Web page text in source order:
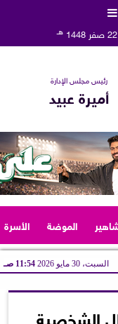
22 صفر 1448 هـ
رئيس مجلس الإدارة
أميرة عبيد
الموضة الأسرة
السبت، 30 مايو 2026 11:54 صـ
الشخصية